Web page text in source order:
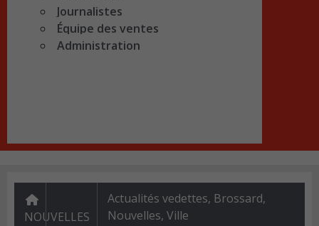
Journalistes
Équipe des ventes
Administration
NOUVELLES
Actualités vedettes, Brossard,
Nouvelles, Ville